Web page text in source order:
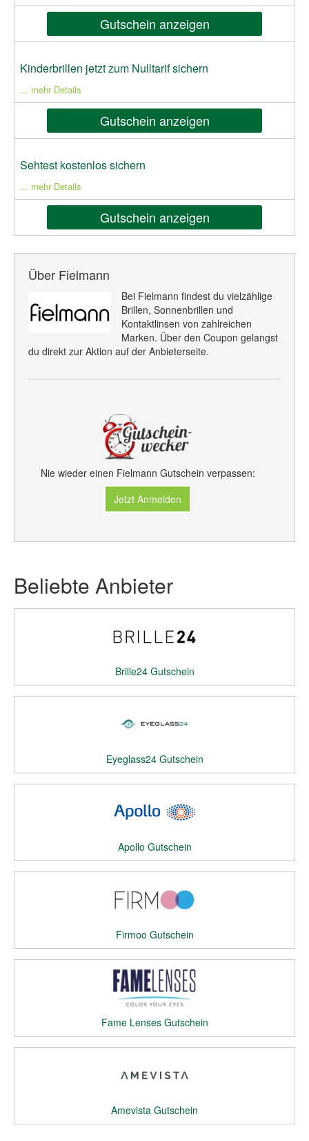
Gutschein anzeigen
Kinderbrillen jetzt zum Nulltarif sichern
... mehr Details
Gutschein anzeigen
Sehtest kostenlos sichern
... mehr Details
Gutschein anzeigen
Über Fielmann
Bei Fielmann findest du vielzählige
Brillen, Sonnenbrillen und
Kontaktlinsen von zahlreichen
Marken. Über den Coupon gelangst
du direkt zur Aktion auf der Anbieterseite.
Nie wieder einen Fielmann Gutschein verpassen:
Jetzt Anmelden
Beliebte Anbieter
Brille24 Gutschein
Eyeglass24 Gutschein
Apollo Gutschein
Firmoo Gutschein
Fame Lenses Gutschein
Amevista Gutschein